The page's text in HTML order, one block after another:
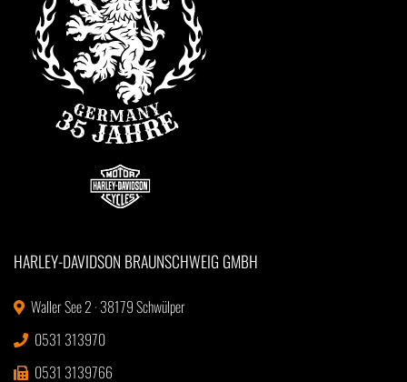
HARLEY-DAVIDSON BRAUNSCHWEIG GMBH
Waller See 2 · 38179 Schwülper
0531 313970
0531 3139766